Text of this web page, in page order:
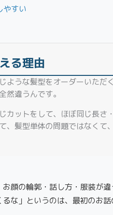
やすい
る理由
ような髪型をオーダーいただ
然違うんです。
カットをして、ほぼ同じ長
髪型単体の問題ではなくて、
顔の輪郭・話し方・服装が
な」というのは、最初のお